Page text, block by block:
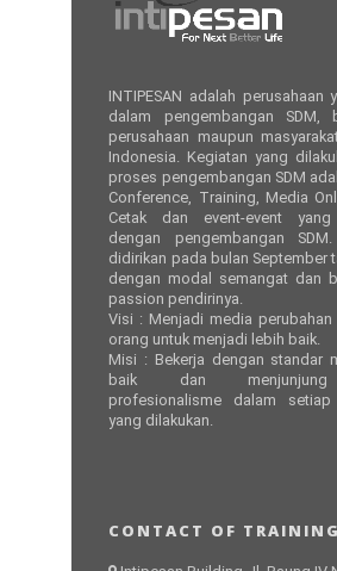
INTIPESAN adalah perusahaan
dalam pengembangan SDM,
perusahaan maupun
Indonesia. Kegiatan yang
proses pengembangan SDM
Conference, Training, Media
Cetak dan event-event yang
dengan pengembangan
didirikan pada bulan September
dengan modal semangat dan
passion pendirinya.
Visi : Menjadi media perubahan
orang untuk menjadi lebih baik.
Misi : Bekerja dengan standar
baik dan
profesionalisme dalam setiap
yang dilakukan.
CONTACT OF TRAINING